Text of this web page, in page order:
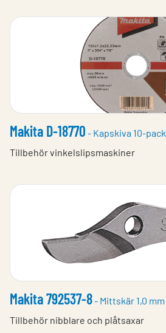
Makita D-18770 - Kapskiva 10-pack
Tillbehör vinkelslipsmaskiner
Makita 792537-8- Mittskär 1,0 mm
Tillbehör nibblare och plåtsaxar